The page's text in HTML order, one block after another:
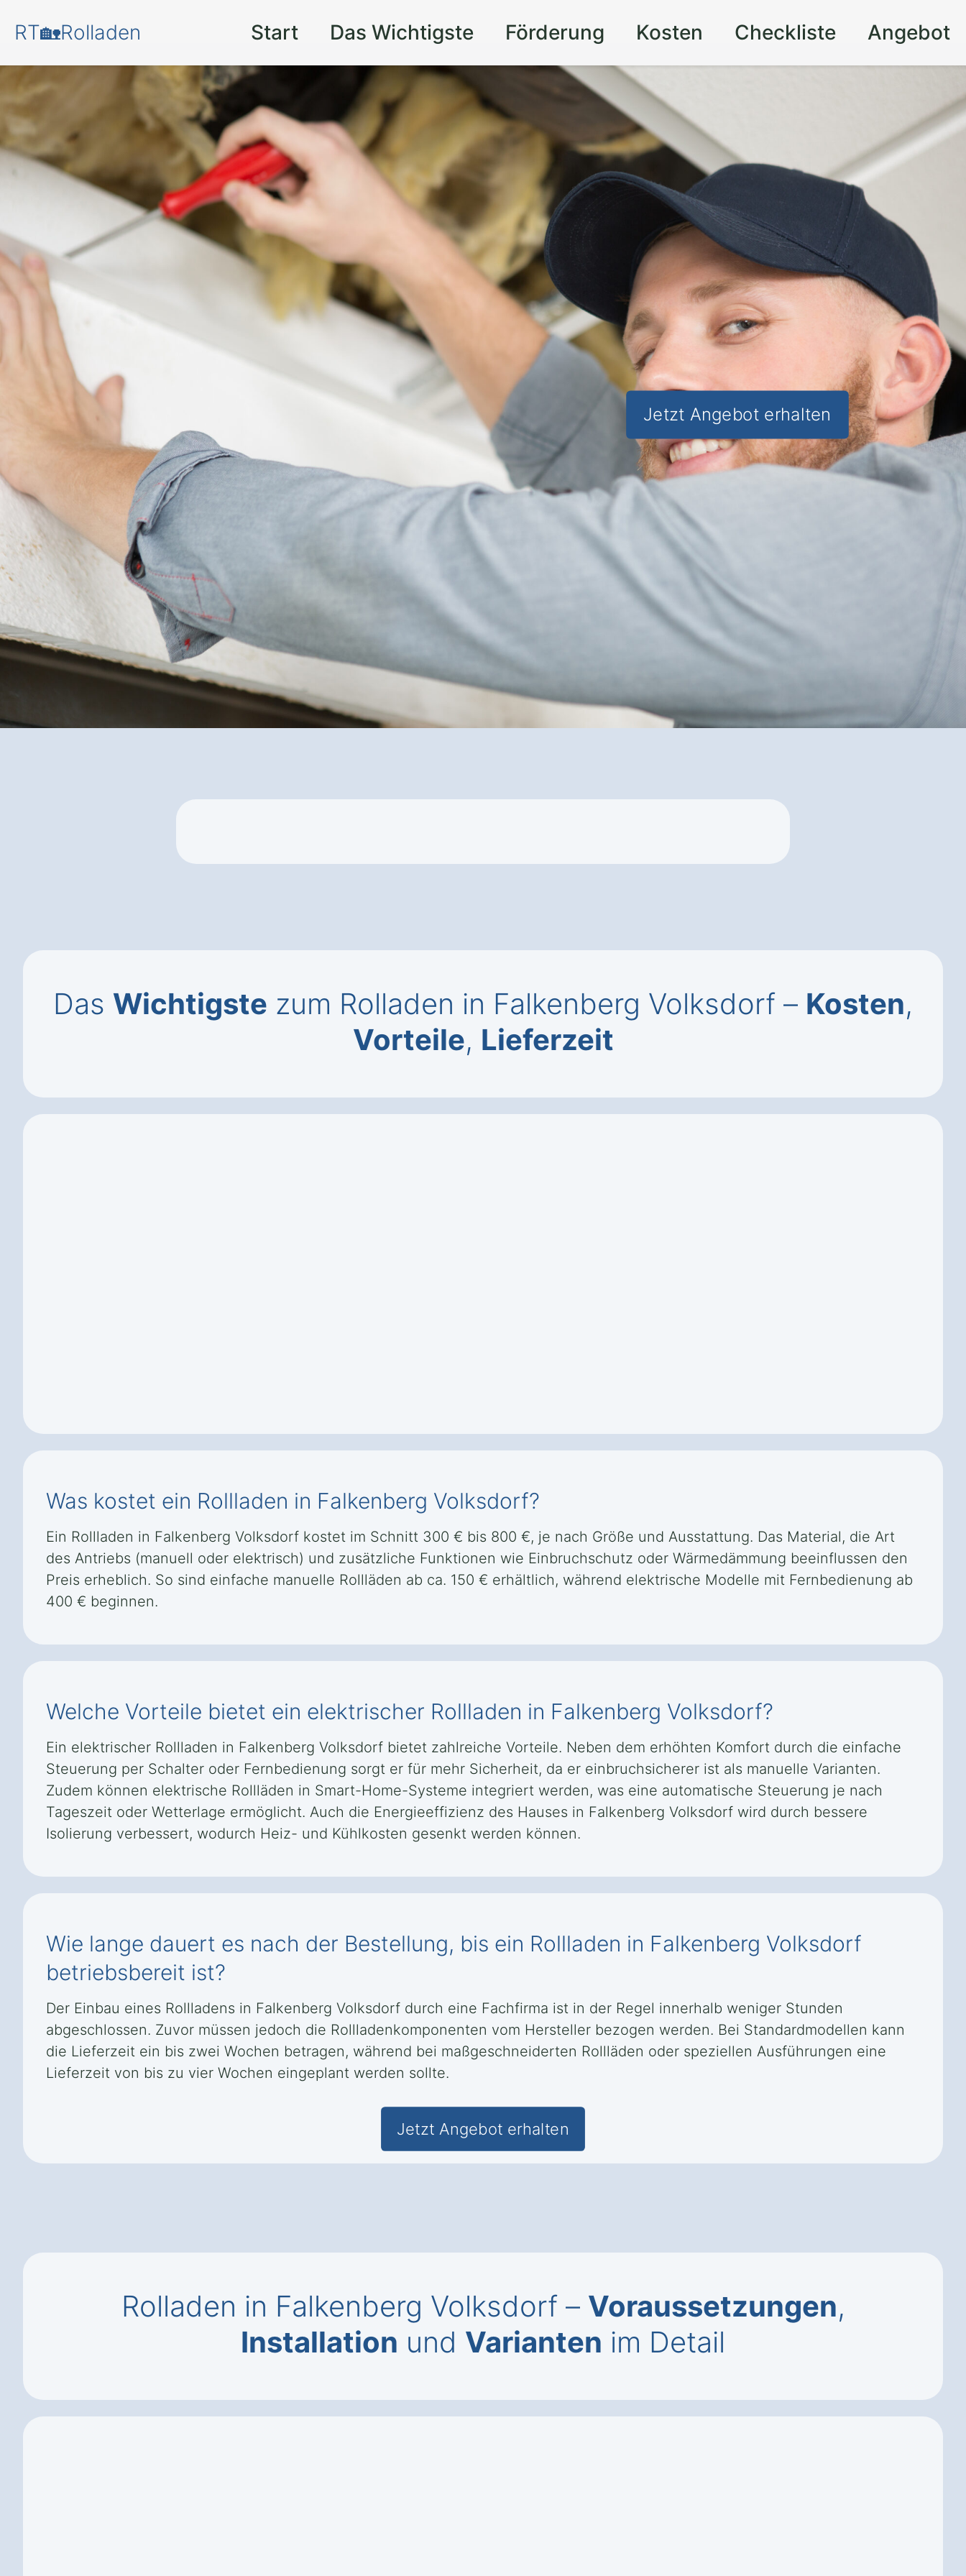
RT🏡Rolladen Start Das Wichtigste Förderung Kosten Checkliste Angebot
Mehr Sicherheit und Komfortfür
Ihr Zuhause – mit einem
modernen Rollladen in
Falkenberg Volksdorf.
Moderne Rollladentechnik: Optimale Verdunkelung,
Schutz vor Einbrechern und
verbesserte
Energieeffizienz– erleben Sie die Vorteile eines
hochwertigen Rollladensystems in Falkenberg Volksdorf.
✅ Unverbindlich & Kostenlos
✅Persönliche Beratung
durch Experten für
Rollladensysteme
✅ Sicherheit, Komfort und Stil in einem
✅ Inkl.
Planungsservice und fachgerechter Installation
Jetzt Angebot erhalten
Das Wichtigste zum Rolladen in Falkenberg Volksdorf – Kosten,
Vorteile, Lieferzeit
Was kostet ein Rollladen in Falkenberg Volksdorf?
Ein Rollladen in Falkenberg Volksdorf kostet im Schnitt 300 € bis 800 €, je nach Größe und Ausstattung. Das Material, die Art
des Antriebs (manuell oder elektrisch) und zusätzliche Funktionen wie Einbruchschutz oder Wärmedämmung beeinflussen den
Preis erheblich. So sind einfache manuelle Rollläden ab ca. 150 € erhältlich, während elektrische Modelle mit Fernbedienung ab
400 € beginnen.
Welche Vorteile bietet ein elektrischer Rollladen in Falkenberg Volksdorf?
Ein elektrischer Rollladen in Falkenberg Volksdorf bietet zahlreiche Vorteile. Neben dem erhöhten Komfort durch die einfache
Steuerung per Schalter oder Fernbedienung sorgt er für mehr Sicherheit, da er einbruchsicherer ist als manuelle Varianten.
Zudem können elektrische Rollläden in Smart-Home-Systeme integriert werden, was eine automatische Steuerung je nach
Tageszeit oder Wetterlage ermöglicht. Auch die Energieeffizienz des Hauses in Falkenberg Volksdorf wird durch bessere
Isolierung verbessert, wodurch Heiz- und Kühlkosten gesenkt werden können.
Wie lange dauert es nach der Bestellung, bis ein Rollladen in Falkenberg Volksdorf
betriebsbereit ist?
Der Einbau eines Rollladens in Falkenberg Volksdorf durch eine Fachfirma ist in der Regel innerhalb weniger Stunden
abgeschlossen. Zuvor müssen jedoch die Rollladenkomponenten vom Hersteller bezogen werden. Bei Standardmodellen kann
die Lieferzeit ein bis zwei Wochen betragen, während bei maßgeschneiderten Rollläden oder speziellen Ausführungen eine
Lieferzeit von bis zu vier Wochen eingeplant werden sollte.
Jetzt Angebot erhalten
Rolladen in Falkenberg Volksdorf – Voraussetzungen,
Installation und Varianten im Detail